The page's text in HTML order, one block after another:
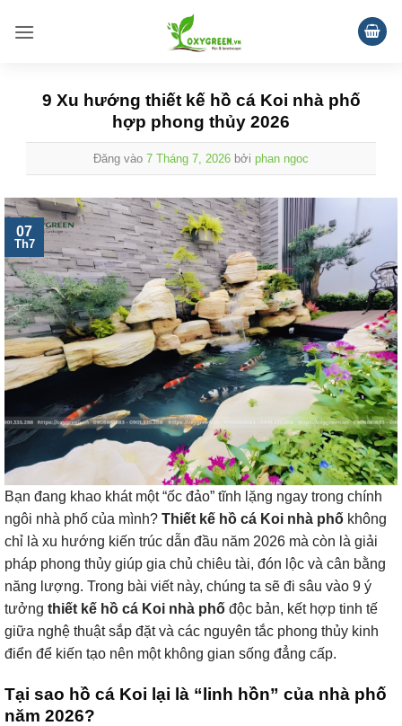
qua
9 Xu hướng thiết kế hồ cá Koi nhà phố
hợp phong thủy 2026
Đăng vào 7 Tháng 7, 2026 bởi phan ngoc
07
Th7
Bạn đang khao khát một “ốc đảo” tĩnh lặng ngay trong chính
ngôi nhà phố của mình? Thiết kế hồ cá Koi nhà phố không
chỉ là xu hướng kiến trúc dẫn đầu năm 2026 mà còn là giải
pháp phong thủy giúp gia chủ chiêu tài, đón lộc và cân bằng
năng lượng. Trong bài viết này, chúng ta sẽ đi sâu vào 9 ý
tưởng thiết kế hồ cá Koi nhà phố độc bản, kết hợp tinh tế
giữa nghệ thuật sắp đặt và các nguyên tắc phong thủy kinh
điển để kiến tạo nên một không gian sống đẳng cấp.
Tại sao hồ cá Koi lại là “linh hồn” của nhà phố
năm 2026?